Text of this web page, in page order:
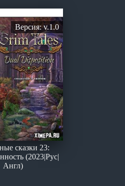
сказки 23:
(2023|Рус|
Англ)
Версия: v.1.0